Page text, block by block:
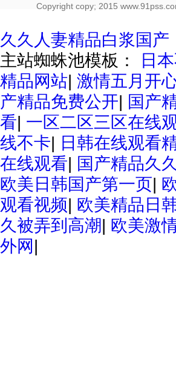
Copyright copy; 2015
久久人妻精品白浆国产
主站蜘蛛池模板：
日
精品网站| 激情五月开
产精品免费公开| 国产
看| 一区二区三区在线
线不卡| 日韩在线观看
在线观看| 国产精品久
欧美日韩国产第一页|
观看视频| 欧美精品日
久被弄到高潮| 欧美激
外网 |